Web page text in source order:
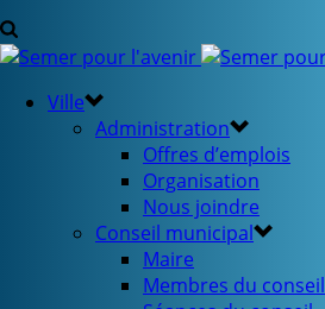
Ville
Administration
Offres d’emplois
Organisation
Nous joindre
Conseil municipal
Maire
Membres du conseil